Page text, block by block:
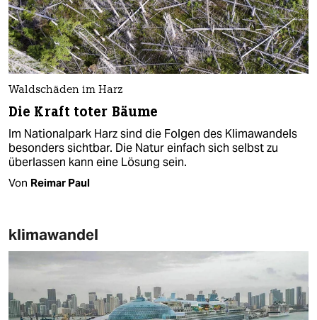
Waldschäden im Harz
Die Kraft toter Bäume
Im Nationalpark Harz sind die Folgen des Klimawandels
besonders sichtbar. Die Natur einfach sich selbst zu
überlassen kann eine Lösung sein.
Von Reimar Paul
klimawandel